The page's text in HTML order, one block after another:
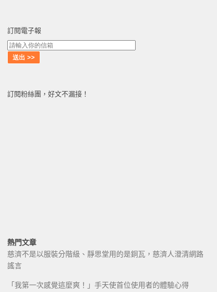
訂閱電子報
訂閱粉絲團，好文不漏接！
熱門文章
慈濟不是以服裝分階級、靜思堂用的是銅瓦，慈濟人澄清網路
謠言
「我第一次感覺這麼爽！」手天使首位使用者的體驗心得